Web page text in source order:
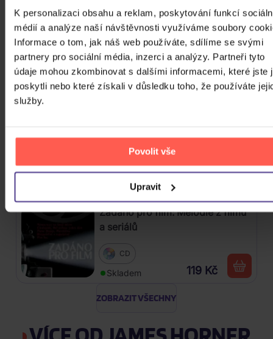
K personalizaci obsahu a reklam, poskytování funkcí
médií a analýze naší návštěvnosti využíváme soubory
Informace o tom, jak náš web používáte, sdílíme se svými
partnery pro sociální média, inzerci a analýzy. Partneři tyto
údaje mohou zkombinovat s dalšími informacemi, které jste
poskytli nebo které získali v důsledku toho, že používáte
služby.
Povolit vše
Upravit
Soundtrack: Pirates of the
Caribbean: Curse of the Black
Pearl / Dead Man's Chest (Piráti z
Karibiku)
Skladem 139 Kč
447 Kč
Zadáno pro film: Melodie z filmů
a seriálů
CD
Skladem 119 Kč
ZOBRAZIT VŠECHNY